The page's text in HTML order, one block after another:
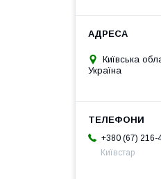
Київська
Україна
+380 (67) 216-
Київстар